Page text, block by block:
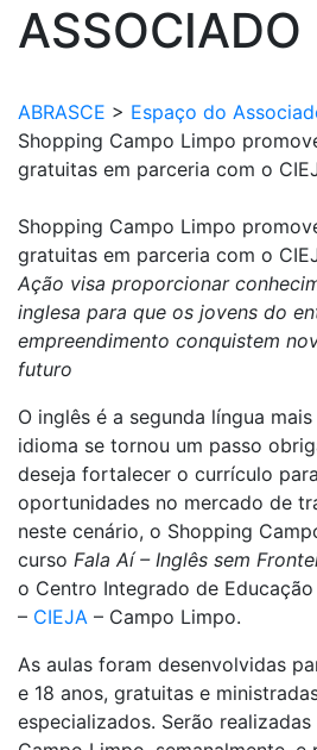
ASSOCIADO
ABRASCE > Espaço do
Shopping Campo Limpo
gratuitas em parceria com o
Shopping Campo Limpo
gratuitas em parceria com o
Ação visa proporcionar
inglesa para que os jovens do
empreendimento conquistem
futuro
O inglês é a segunda língua
idioma se tornou um passo
deseja fortalecer o currículo
oportunidades no mercado de
neste cenário, o Shopping
curso Fala Aí – Inglês sem
o Centro Integrado de
– CIEJA – Campo Limpo.
As aulas foram desenvolvidas
e 18 anos, gratuitas e
especializados. Serão